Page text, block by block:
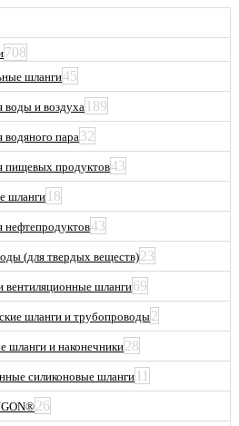
708
шланги45
воды и воздуха 189
водяного пара32
пищевых продуктов43
шланги 18
нефтепродуктов43
(для твердых веществ)23
вентиляционные шланги69
шланги и трубопроводы2
шланги и наконечники28
силиконовые шланги11
26